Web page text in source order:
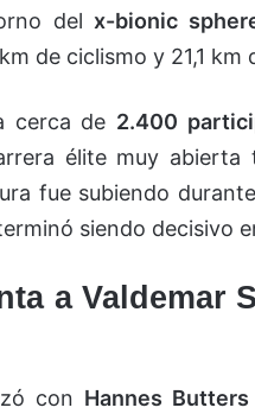
delx-bionic
de ciclismo y 21,1 km
cerca de 2.400
élite muy abierta
fue subiendo
siendo decisivo
a Valdemar
con Hannes Butters